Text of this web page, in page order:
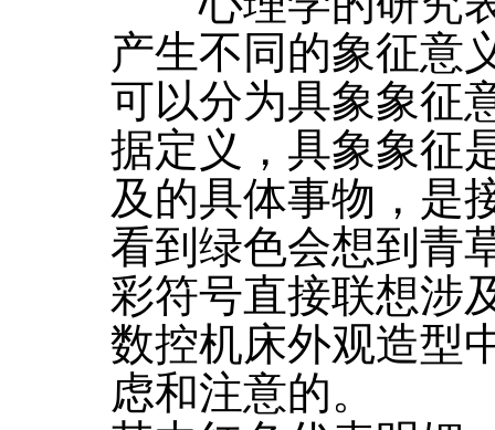
产生不同的象征意
可以分为具象象征
据定义，具象象征
及的具体事物，是
看到绿色会想到青
彩符号直接联想涉
数控机床外观造型
虑和注意的。